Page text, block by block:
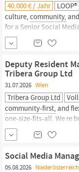
40.000 € / Jahr LOOP®
culture, community,
for a Senior Social
strong people skills,
someone who can lead
Deputy Resident
Tribera Group Ltd
31.07.2026 Wien
Tribera Group Ltd
community-first, and
one-size-fits-all. We re
connected, inspired,
re growing fast, which
what comes next,
Tribera!
Social Media
05.08.2026